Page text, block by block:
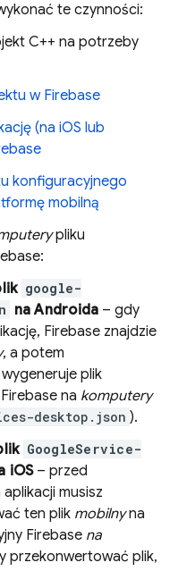
te czynności:
C++ na potrzeby
w Firebase
(na iOS lub
konfiguracyjnego
mobilną
pliku
google-
na Androida – gdy
Firebase znajdzie
, a potem
plik
na komputery
desktop.json ).
GoogleService-
iOS– przed
musisz
ten plik mobilnyna
Firebase na
przekonwertować plik,